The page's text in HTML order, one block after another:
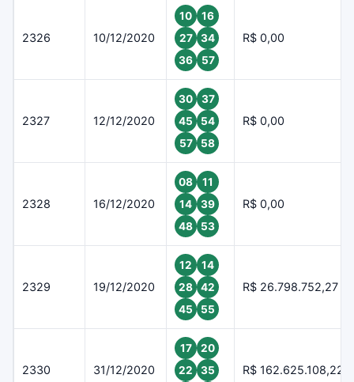
2326 10/12/2020
10
16
27
34
36
57
R$ 0,00
2327 12/12/2020
30
37
45
54
57
58
R$ 0,00
2328 16/12/2020
08
11
14
39
48
53
R$ 0,00
2329 19/12/2020
12
14
28
42
45
55
R$ 26.798.752,27
2330 31/12/2020
17
20
22
35
R$ 162.625.108,22